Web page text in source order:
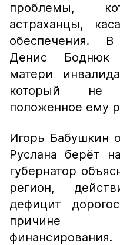
проблемы,
астраханцы,
обеспечения.
Денис Боднюк
матери
который не
положенное ему
Игорь Бабушкин
Руслана берёт
губернатор
регион,
дефицит
причине